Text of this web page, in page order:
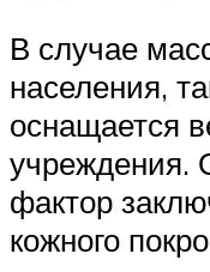
В случае
населения,
оснащается
учреждения.
фактор
кожного